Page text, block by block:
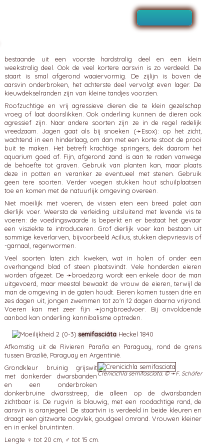
bestaande uit een voorste hardstralig deel en een klein
weekstralig deel. Ook de veel kortere aarsvin is zo verdeeld. De
staart is smal afgerond waaiervormig. De zijlijn is boven de
aarsvin onderbroken, het achterste deel vervolgt even lager. De
kieuwdekselranden zijn van kleine tandjes voorzien.
Roofzuchtige en vrij agressieve dieren die te klein gezelschap
vroeg of laat doorslikken. Ook onderling kunnen de dieren ook
agressief zijn. Naar andere soorten zijn ze in de regel redelijk
vreedzaam. Jagen gaat als bij snoeken (➛Esox): op het zicht,
wachtend in een hinderlaag, om dan met een korte stoot de prooi
buit te maken. Het betreft krachtige springers, dek daarom het
aquarium goed af. Fijn, afgerond zand is aan te raden vanwege
de behoefte tot graven. Gebruik van planten kan, maar plaats
deze in potten en veranker ze eventueel met stenen. Gebruik
geen tere soorten. Verder voegen stukken hout schuilplaatsen
toe en komen met de natuurlijk omgeving overeen.
Niet moeilijk met voeren, de vissen eten een breed palet aan
dierlijk voer. Weersta de verleiding uitsluitend met levende vis te
voeren: de voedingswaarde is beperkt en er bestaat het gevaar
een visziekte te introduceren. Grof dierlijk voer kan bestaan uit
sommige keverlarven, bijvoorbeeld Acilius, stukken diepvriesvis of
-garnaal, regenwormen.
Veel soorten laten zich kweken, wat in holen of onder een
overhangend blad of steen plaatsvindt. Vele honderden eieren
worden afgezet. De ➛broedzorg wordt een enkele door de man
uitgevoerd, maar meestal bewaakt de vrouw de eieren, terwijl de
man de omgeving in de gaten houdt. Eieren komen tussen drie en
zes dagen uit, jongen zwemmen tot zo'n 12 dagen daarna vrijrond.
Voeren kan met zeer fijn ➛jongbroedvoer . Bij onvoldoende
aanbod kan onderling kannibalisme optreden.
semifasciáta Heckel 1840
Afkomstig uit de Rivieren Paraña en Paraguay, rond de grens
tussen Brazilië, Paraguay en Argentinië.
Crenicichla semifasciata. © ➛F. Schäfer
Grondkleur bruinig grijswit
met donkerder dwarsbanden
en een onderbroken
donkerbruine dwarsstreep, die alleen op de dwarsbanden
zichtbaar is. De rugvin is blauwig, met een roodachtige rand, de
aarsvin is oranjegeel. De staartvin is verdeeld in beide kleuren en
draagt een gitzwarte oogvlek, goudgeel omrand. Vrouwen kleiner
en in enkel bruintinten.
Lengte ♀ tot 20 cm, ♂ tot 15 cm.